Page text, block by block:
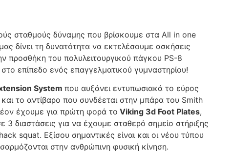
σταθμούς δύναμης που βρίσκουμε στα All in one
δίνει τη δυνατότητα να εκτελέσουμε ασκήσεις
προσθήκη του πολυλειτουργικού πάγκου PS-8
επίπεδο ενός επαγγελματικού γυμναστηρίου!
Systemπου αυξάνει εντυπωσιακά το εύρος
το αντίβαρο που συνδέεται στην μπάρα του Smith
έχουμε για πρώτη φορά το Viking 3d Foot Plates,
διαστάσεις για να έχουμε σταθερό σημείο στήριξης
squat. Εξίσου σημαντικές είναι και οι νέου τύπου
στην ανθρώπινη φυσική κίνηση.